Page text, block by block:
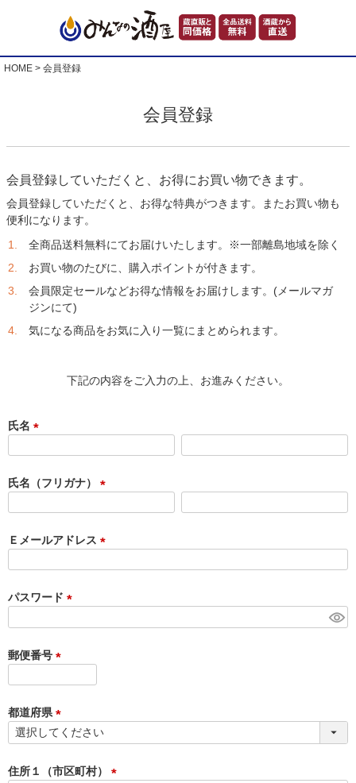
HOME 会員登録
会員登録
会員登録していただくと、お得にお買い物できます。
会員登録していただくと、お得な特典がつきます。またお買い物も
便利になります。
全商品送料無料にてお届けいたします。※一部離島地域を除く
お買い物のたびに、購入ポイントが付きます。
会員限定セールなどお得な情報をお届けします。(メールマガ
ジンにて)
気になる商品をお気に入り一覧にまとめられます。
下記の内容をご入力の上、お進みください。
氏名
須
)
氏名（フリガナ）
須
)
Ｅメールアドレス
)
パスワード
)
郵便番号
須
)
都道府県
(
須
住所１（市区町村）